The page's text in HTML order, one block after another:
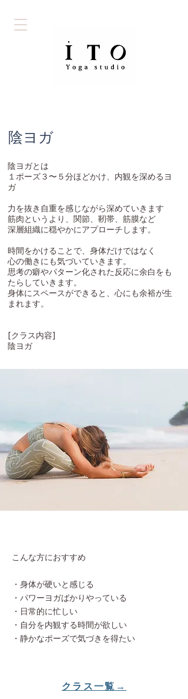
​陰ヨガ
陰ヨガとは​
１ポーズ３〜５分ほどかけ、内観を深めるヨ
ガ
力を抜き自重を感じながら深めていきます
筋肉というより、関節、靭帯、筋膜など
深層組織に穏やかにアプローチします。
時間をかけることで、身体だけではなく
心の働きにも気づいていきます。
思考の癖やパターン化された反応に余白をも
たらしていきます。
身体にスペースができると、心にも余裕が生
まれます。
​[クラス内容]
​陰ヨガ
こんな方におすすめ
・身体が硬いと感じる
・パワーヨガばかりやっている
・日常的に忙しい
・自分を内観する時間が欲しい
​・静かなポーズで気づきを得たい
クラス一覧→